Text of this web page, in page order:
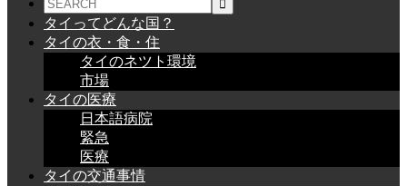
タイってどんな国？
タイの衣・食・住
タイのネツト環境
市場
タイの医療
日本語病院
緊急
医療
タイの交通事情